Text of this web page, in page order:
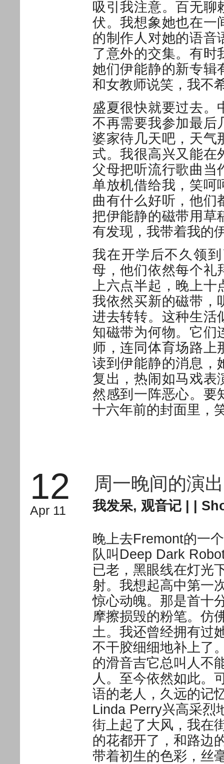
吸引我注意。百无聊
伏。我想象她也在一
的制作人对她的语音
了意外的交集。有时
她们伊能静的新专辑
和女教师说笑，我不
盛夏很快就要过去。
不再需要我参加最后
婆家待几天吧，天气
式。我很高兴又能在
父母把听流行歌曲当
单放机借给我，笑呵
曲有什么好听，他们
把伊能静的磁带用草
有发现，我带着我的
我在开学后不久领
母，他们依然每个礼
上六点半起，晚上十
我依然买新的磁带，
进去转转。这种生活
知磁带为何物。它们
师，连同体育场路上
读到伊能静的消息，
复出，热闹如马戏表
然感到一阵恶心。要
十六年前的封面里，
12
Apr 11
周一晚间的演出
我发呆, 观音记
晚上去Fremont的一
队叫Deep Dark
已老，黑眼线在灯光
射。我想起高中第一
惊心动魄。那是首十
摩擦损毁的粉笔。仿
土。我还曾经拥有过
不干胶细细地补上了
的滑音吉它总叫人不
人。至今依然如此。
语的老人，久远的记
Linda Perry兴高采烈
街上起了大风，我在
的花都开了，和路边
带着初生的色彩，丝